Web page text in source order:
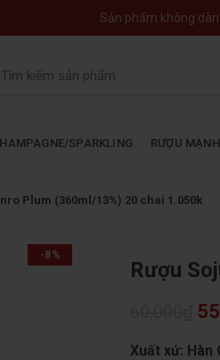
SPARKLING RƯỢU MẠNH
Plum (360ml/13%) 20 chai 1.050k
-8%
Rượu
Xuất xứ: Hàn
Sản phẩm không